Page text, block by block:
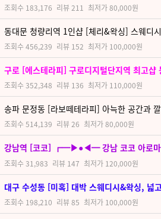
최저가80,000원
리뷰211
조회수 183,176
동대문 청량리역 1인샵 [체리&왁싱] 스웨디시
최저가 100,000원
리뷰 152
조회수456,239
최저가 110,000원
리뷰 136
조회수352,348
최저가80,000원
리뷰26
조회수514,139
최저가 120,000원
리뷰 147
조회수31,983
최저가 100,000원
리뷰85
조회수 198,210